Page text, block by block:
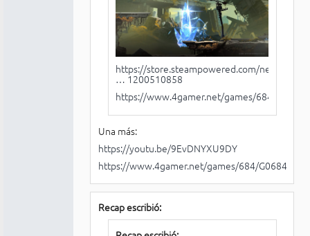
https://store.steampowered.com/news/app
… 1200510858
https://www.4gamer.net/games/684/
Una más:
https://youtu.be/9EvDNYXU9DY
https://www.4gamer.net/games/684/G068440/
Recap escribió: